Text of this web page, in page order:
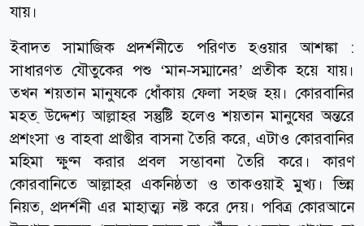
যায়।
ইবাদত সামাজিক প্রদর্শনীতে পরিণত হওয়ার আশঙ্কা :
সাধারণত যৌতুকের পশু ‘মান-সম্মানের’ প্রতীক হয়ে যায়।
তখন শয়তান মানুষকে ধোঁকায় ফেলা সহজ হয়। কোরবানির
মহত্ উদ্দেশ্য আল্লাহর সন্তুষ্টি হলেও শয়তান মানুষের অন্তরে
প্রশংসা ও বাহবা প্রাপ্তীর বাসনা তৈরি করে, এটাও কোরবানির
মহিমা ক্ষুণ্ন করার প্রবল সম্ভাবনা তৈরি করে। কারণ
কোরবানিতে আল্লাহর একনিষ্ঠতা ও তাকওয়াই মুখ্য। ভিন্ন
নিয়ত, প্রদর্শনী এর মাহাত্ম্য নষ্ট করে দেয়। পবিত্র কোরআনে